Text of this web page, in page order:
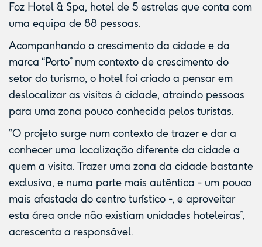
Foz Hotel & Spa, hotel de 5 estrelas que conta com
uma equipa de 88 pessoas.
Acompanhando o crescimento da cidade e da
marca “Porto” num contexto de crescimento do
setor do turismo, o hotel foi criado a pensar em
deslocalizar as visitas à cidade, atraindo pessoas
para uma zona pouco conhecida pelos turistas.
“O projeto surge num contexto de trazer e dar a
conhecer uma localização diferente da cidade a
quem a visita. Trazer uma zona da cidade bastante
exclusiva, e numa parte mais autêntica - um pouco
mais afastada do centro turístico -, e aproveitar
esta área onde não existiam unidades hoteleiras”,
acrescenta a responsável.